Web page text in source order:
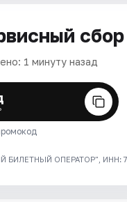
сбор
1 минуту назад
ОПЕРАТОР", ИНН: